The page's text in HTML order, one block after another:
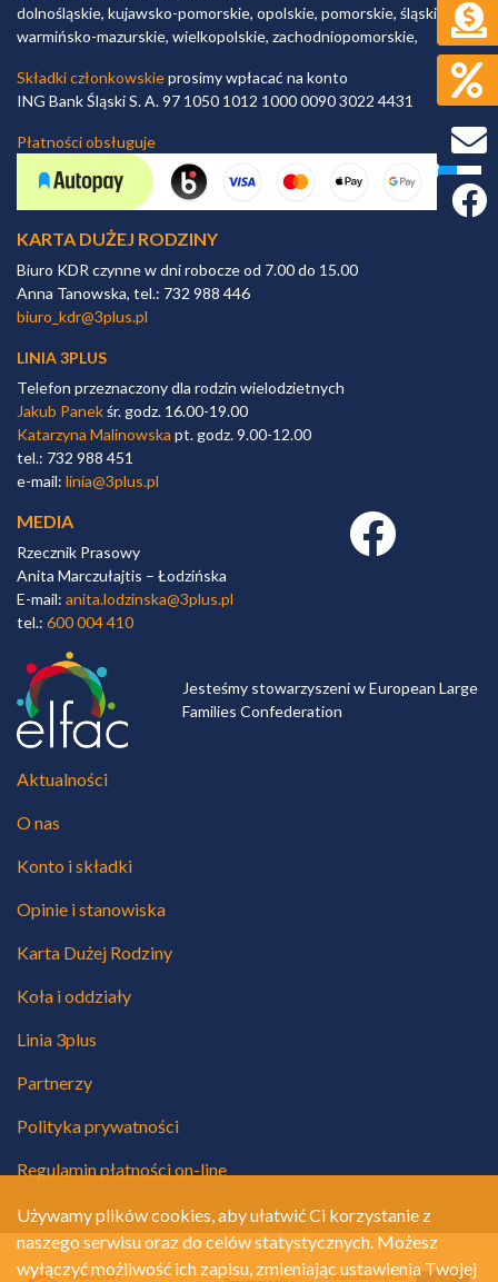
dolnośląskie, kujawsko-pomorskie, opolskie, pomorskie, śląskie,
warmińsko-mazurskie, wielkopolskie, zachodniopomorskie,
Składki członkowskieprosimy wpłacać na konto
ING Bank Śląski S. A. 97 1050 1012 1000 0090 3022 4431
Płatności obsługuje
KARTA DUŻEJ RODZINY
Biuro KDR czynne w dni robocze od 7.00 do 15.00
Anna Tanowska, tel.: 732 988 446
biuro_kdr@3plus.pl
LINIA 3PLUS
Telefon przeznaczony dla rodzin wielodzietnych
Jakub Panekśr. godz. 16.00-19.00
Katarzyna Malinowska pt. godz. 9.00-12.00
tel.: 732 988 451
e-mail: linia@3plus.pl
MEDIA
Rzecznik Prasowy
Anita Marczułajtis – Łodzińska
E-mail: anita.lodzinska@3plus.pl
tel.: 600 004 410
Facebook link
Jesteśmy stowarzyszeni w European Large
Families Confederation
Aktualności
O nas
Konto i składki
Opinie i stanowiska
Karta Dużej Rodziny
Koła i oddziały
Linia 3plus
Partnerzy
Polityka prywatności
Regulamin płatności on-line
Używamy plików cookies, aby ułatwić Ci korzystanie z
naszego serwisu oraz do celów statystycznych. Możesz
wyłączyć możliwość ich zapisu, zmieniając ustawienia Twojej